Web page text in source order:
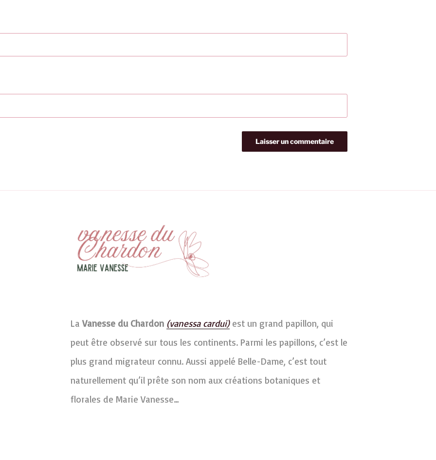
LaVanesse du Chardon (vanessa cardui)est un grand papillon, qui
peut être observé sur tous les continents. Parmi les papillons, c’est le
plus grand migrateur connu. Aussi appelé Belle-Dame, c’est tout
naturellement qu’il prête son nom aux créations botaniques et
florales de Marie Vanesse…